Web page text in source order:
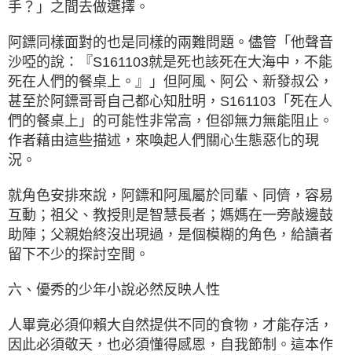
手？」之間去做選擇。
阿鏢同樣面對的也是同樣的兩難問題。儘管「他聲音
沙啞的說：『S161103就是死也該死在大海中，不能
死在人們的餐桌上。』」但阿風、阿公、新發叔公，
甚至於阿鏢哥哥自己都心知肚明，S161103「死在人
們的餐桌上」的可能性非常高，但卻無力無能阻止。
作者藉由這些描述，來喚起人們關心生態惡化的現
況。
就角色安排來說，阿鏢和阿風屬於同輩、同儕，容易
互動；祖父、教授則是智慧長者；媽媽在一旁敲邊鼓
助陣；父親始終沒出現過，是個模糊的角色，給讀者
留下不少的探討空間。
六、優秀的少年小說必然反映人性
人畢竟必須仰賴大自然提供不同的食物，才能存活，
因此必須敬天，也必須懂得感恩，自我節制。這本作